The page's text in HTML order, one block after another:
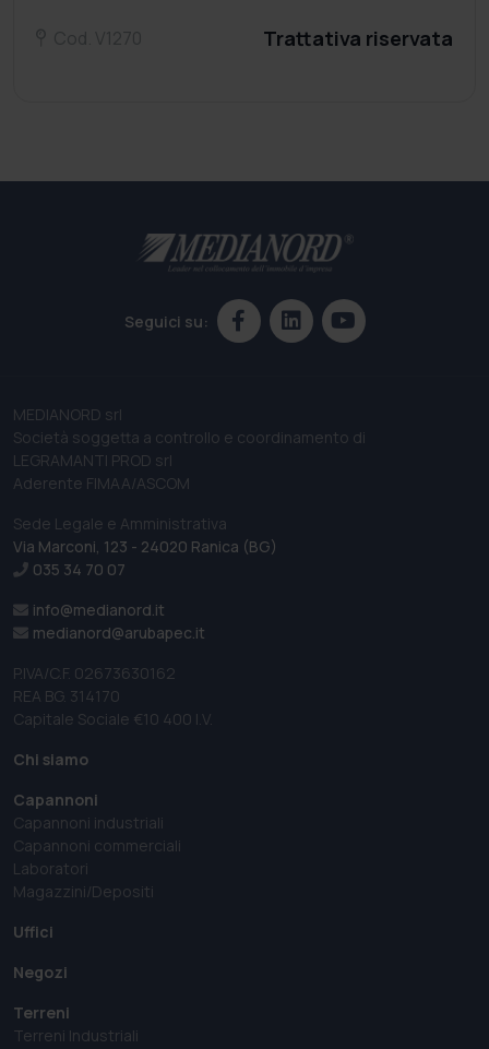
Trattativa riservata
Seguici su:
MEDIANORD srl
Società soggetta a controllo e coordinamento di
LEGRAMANTI PROD srl
Aderente FIMAA/ASCOM
Sede Legale e Amministrativa
Via Marconi, 123 - 24020 Ranica (BG)
035 34 70 07
info@medianord.it
medianord@arubapec.it
P.IVA/C.F. 02673630162
REA BG. 314170
Capitale Sociale €10 400 I.V.
Chi siamo
Capannoni
Capannoni industriali
Capannoni commerciali
Laboratori
Magazzini/Depositi
Uffici
Negozi
Terreni
Terreni Industriali